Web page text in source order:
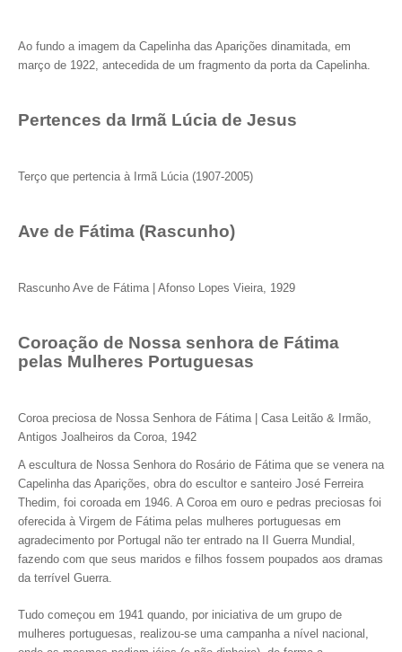
Ao fundo a imagem da Capelinha das Aparições dinamitada, em
março de 1922, antecedida de um fragmento da porta da Capelinha.
Pertences da Irmã Lúcia de Jesus
Terço que pertencia à Irmã Lúcia (1907-2005)
Ave de Fátima (Rascunho)
Rascunho Ave de Fátima | Afonso Lopes Vieira, 1929
Coroação de Nossa senhora de Fátima
pelas Mulheres Portuguesas
Coroa preciosa de Nossa Senhora de Fátima | Casa Leitão & Irmão,
Antigos Joalheiros da Coroa, 1942
A escultura de Nossa Senhora do Rosário de Fátima que se venera na
Capelinha das Aparições, obra do escultor e santeiro José Ferreira
Thedim, foi coroada em 1946. A Coroa em ouro e pedras preciosas foi
oferecida à Virgem de Fátima pelas mulheres portuguesas em
agradecimento por Portugal não ter entrado na II Guerra Mundial,
fazendo com que seus maridos e filhos fossem poupados aos dramas
da terrível Guerra.
Tudo começou em 1941 quando, por iniciativa de um grupo de
mulheres portuguesas, realizou-se uma campanha a nível nacional,